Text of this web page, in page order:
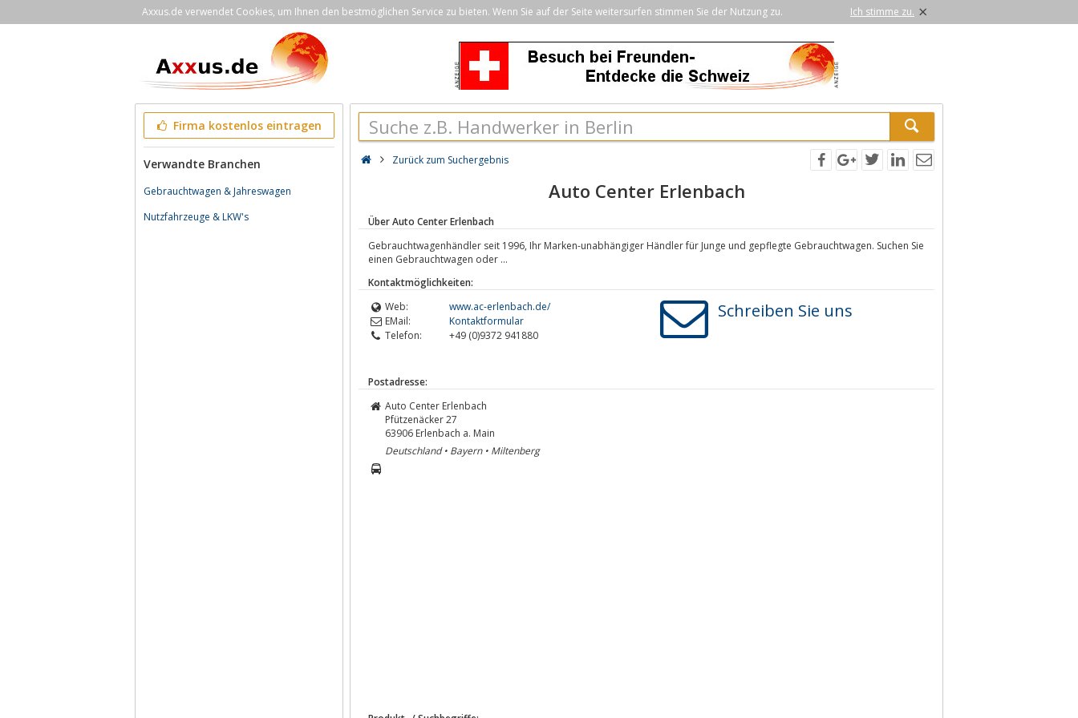
Axxus.de verwendet Cookies, um Ihnen den bestmöglichen Service zu bieten. Wenn Sie auf der Seite weitersurfen stimmen Sie der Nutzung zu. Ich stimme zu. ×
Firma kostenlos eintragen
Verwandte Branchen
Gebrauchtwagen & Jahreswagen
Nutzfahrzeuge & LKW's
Zurück zum Suchergebnis
Auto Center Erlenbach
Über Auto Center Erlenbach
Gebrauchtwagenhändler seit 1996, Ihr Marken-unabhängiger Händler für Junge und gepflegte Gebrauchtwagen. Suchen Sie
einen Gebrauchtwagen oder ...
Kontaktmöglichkeiten:
Web:
www.ac-erlenbach.de/
EMail:
Kontaktformular
Telefon:
+49 (0)9372 941880
Schreiben Sie uns
Postadresse:
Auto Center Erlenbach
Pfützenäcker 27
63906 Erlenbach a. Main
Deutschland • Bayern • Miltenberg